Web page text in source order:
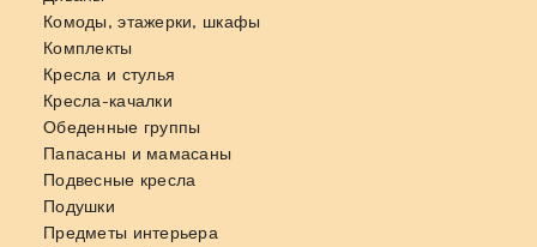
Комоды, этажерки, шкафы
Комплекты
Кресла и стулья
Кресла-качалки
Обеденные группы
Папасаны и мамасаны
Подвесные кресла
Подушки
Предметы интерьера